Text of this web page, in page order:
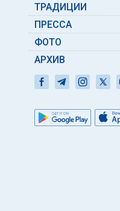
ТРАДИЦИИ
ПРЕССА
ФОТО
АРХИВ